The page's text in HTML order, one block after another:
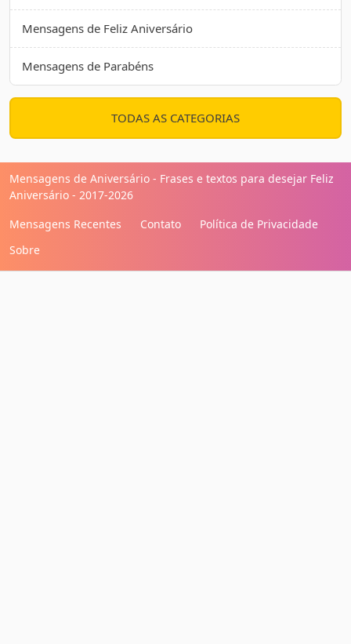
Mensagens de Feliz Aniversário
Mensagens de Parabéns
TODAS AS CATEGORIAS
Mensagens de Aniversário - Frases e textos para desejar Feliz
Aniversário - 2017-2026
Mensagens Recentes
Contato
Política de Privacidade
Sobre